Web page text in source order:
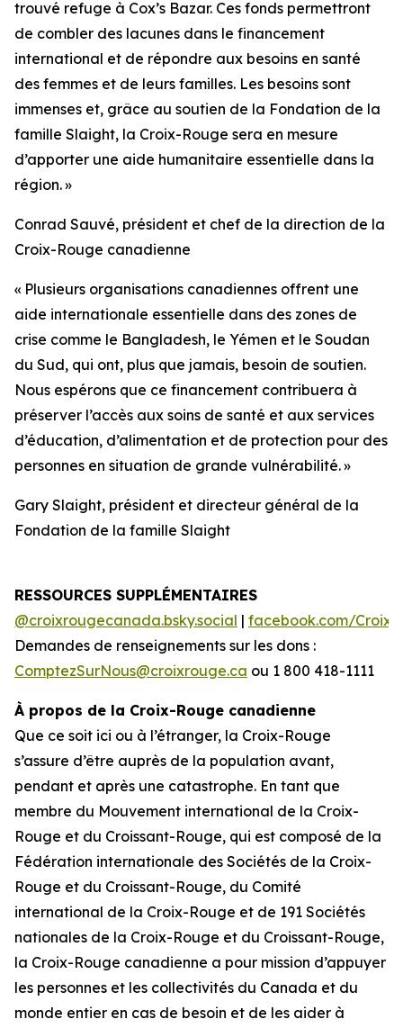
trouvé refuge à Cox’s Bazar. Ces fonds permettront
de combler des lacunes dans le financement
international et de répondre aux besoins en santé
des femmes et de leurs familles. Les besoins sont
immenses et, grâce au soutien de la Fondation de la
famille Slaight, la Croix-Rouge sera en mesure
d’apporter une aide humanitaire essentielle dans la
région. »
Conrad Sauvé, président et chef de la direction de la
Croix-Rouge canadienne
« Plusieurs organisations canadiennes offrent une
aide internationale essentielle dans des zones de
crise comme le Bangladesh, le Yémen et le Soudan
du Sud, qui ont, plus que jamais, besoin de soutien.
Nous espérons que ce financement contribuera à
préserver l’accès aux soins de santé et aux services
d’éducation, d’alimentation et de protection pour des
personnes en situation de grande vulnérabilité. »
Gary Slaight, président et directeur général de la
Fondation de la famille Slaight
RESSOURCES SUPPLÉMENTAIRES
@croixrougecanada.bsky.social | facebook.com/
Demandes de renseignements sur les dons :
ComptezSurNous@croixrouge.ca ou 1 800 418-1111
À propos de la Croix-Rouge canadienne
Que ce soit ici ou à l’étranger, la Croix-Rouge
s’assure d’être auprès de la population avant,
pendant et après une catastrophe. En tant que
membre du Mouvement international de la Croix-
Rouge et du Croissant-Rouge, qui est composé de la
Fédération internationale des Sociétés de la Croix-
Rouge et du Croissant-Rouge, du Comité
international de la Croix-Rouge et de 191 Sociétés
nationales de la Croix-Rouge et du Croissant-Rouge,
la Croix-Rouge canadienne a pour mission d’appuyer
les personnes et les collectivités du Canada et du
monde entier en cas de besoin et de les aider à